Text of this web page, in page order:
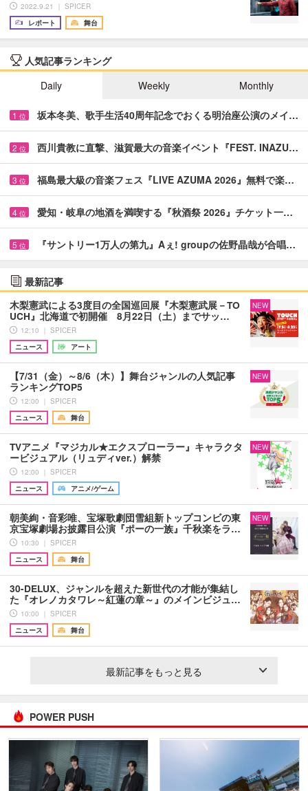
2022.9.21 ｜ SPICER
レポート
舞台
人気記事ランキング
Daily
Weekly Monthly
1 位 坂本冬美、歌手生活40周年記念でおくる明治座公演のメイ…
2 位 西川貴教に直撃、滋賀最大の音楽イベント『FEST. INAZU…
3 位 福島最大級の音楽フェス『LIVE AZUMA 2026』無料で楽…
4 位 愛知・岐阜の地酒を満喫する『秋酒祭 2026』チケット一…
5 位 『サントリー1万人の第九』Aぇ! groupの佐野晶哉が合唱…
最新記事
木梨憲武による3度目の全国巡回展『木梨憲武展－TO
UCH』北海道で初開催 8月22日（土）までサッ…
12:10 ｜ SPICER
ニュース
アート
NEW
【7/31（金）～8/6（木）】舞台ジャンルの人気記事
ランキングTOP5
12:00 ｜ SPICER
ニュース
舞台
NEW
TVアニメ『マジカル★エクスプローラー』キャラクタ
ービジュアル（リュディver.）解禁
12:00 ｜ SPICER
ニュース
アニメ/ゲーム
NEW
朝美絢・音彩唯、宝塚歌劇団雪組新トップコンビの東
京宝塚劇場お披露目公演『ポーの一族』千秋楽をラ…
10:30 ｜ SPICER
ニュース
舞台
NEW
30-DELUX、ジャンルを超えた新世代の才能が集結し
た『オレノカタワレ～紅蓮の章～』のメインビジュ…
10:00 ｜ SPICER
ニュース
舞台
最新記事をもっと見る
POWER PUSH